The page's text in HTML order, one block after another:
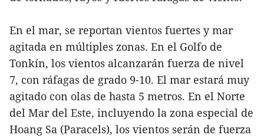
En el mar, se reportan vientos fuertes y mar
agitada en múltiples zonas. En el Golfo de
Tonkín, los vientos alcanzarán fuerza de nivel
7, con ráfagas de grado 9-10. El mar estará muy
agitado con olas de hasta 5 metros. En el Norte
del Mar del Este, incluyendo la zona especial de
Hoang Sa (Paracels), los vientos serán de fuerza